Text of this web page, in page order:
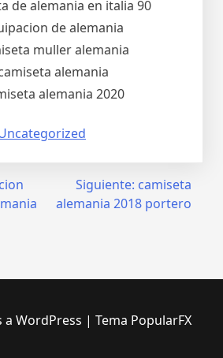
Siguiente: camiseta
alemania 2018 portero
a WordPress | Tema PopularFX